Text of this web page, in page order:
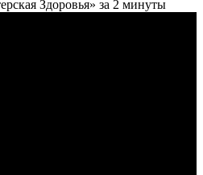
Здоровья» за 2 минуты